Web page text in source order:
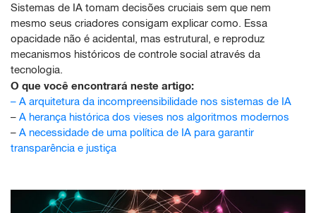
Sistemas de IA tomam decisões cruciais sem que nem
mesmo seus criadores consigam explicar como. Essa
opacidade não é acidental, mas estrutural, e reproduz
mecanismos históricos de controle social através da
tecnologia.
O que você encontrará neste artigo:
– A arquitetura da incompreensibilidade nos sistemas de IA
– A herança histórica dos vieses nos algoritmos modernos
– A necessidade de uma política de IA para garantir
transparência e justiça